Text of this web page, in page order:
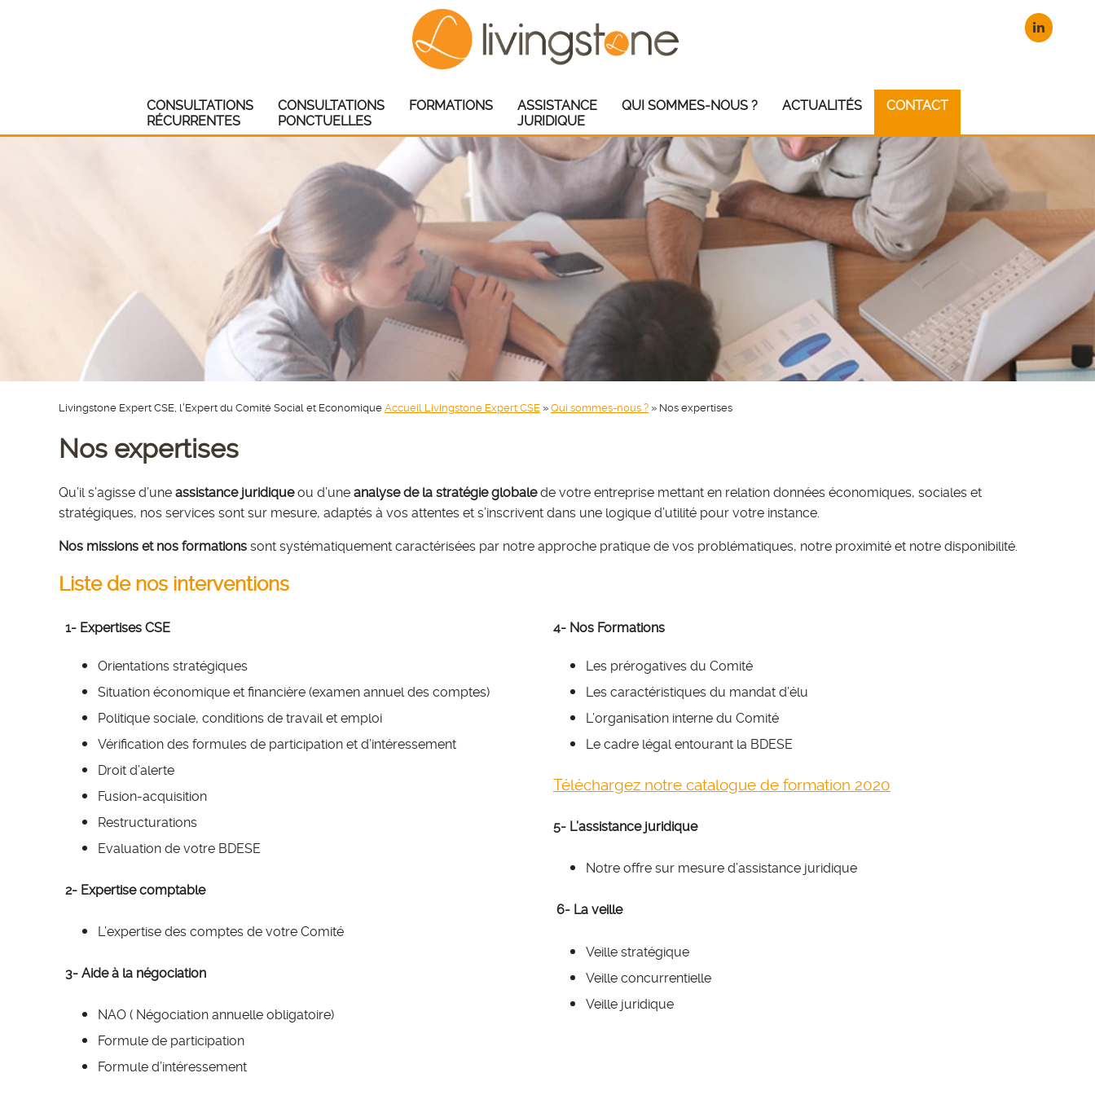
CONSULTATIONS
RÉCURRENTES
CONSULTATIONS
PONCTUELLES
FORMATIONS
ASSISTANCE
JURIDIQUE
QUI SOMMES-NOUS ? ACTUALITÉS CONTACT
Livingstone Expert CSE, l'Expert du Comité Social et Economique Accueil Livingstone Expert CSE » Qui sommes-nous ? » Nos expertises
Nos expertises
Qu’il s’agisse d’une assistance juridiqueou d’une analyse de la stratégie globalede votre entreprise mettant en relation données économiques, sociales et
stratégiques, nos services sont sur mesure, adaptés à vos attentes et s’inscrivent dans une logique d’utilité pour votre instance.
Nos missions et nos formations sont systématiquement caractérisées par notre approche pratique de vos problématiques, notre proximité et notre disponibilité.
Liste de nos interventions
1- Expertises CSE
Orientations stratégiques
Situation économique et financière (examen annuel des comptes)
Politique sociale, conditions de travail et emploi
Vérification des formules de participation et d’intéressement
Droit d’alerte
Fusion-acquisition
Restructurations
Evaluation de votre BDESE
2- Expertise comptable
L’expertise des comptes de votre Comité
3- Aide à la négociation
NAO ( Négociation annuelle obligatoire)
Formule de participation
Formule d’intéressement
4- Nos Formations
Les prérogatives du Comité
Les caractéristiques du mandat d’élu
L’organisation interne du Comité
Le cadre légal entourant la BDESE
Téléchargez notre catalogue de formation 2020
5- L’assistance juridique
Notre offre sur mesure d’assistance juridique
6- La veille
Veille stratégique
Veille concurrentielle
Veille juridique